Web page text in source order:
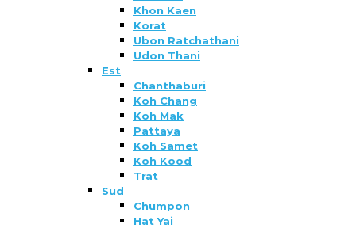
Khon Kaen
Korat
Ubon Ratchathani
Udon Thani
Est
Chanthaburi
Koh Chang
Koh Mak
Pattaya
Koh Samet
Koh Kood
Trat
Sud
Chumpon
Hat Yai